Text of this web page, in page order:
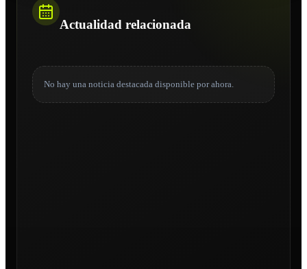
Actualidad relacionada
No hay una noticia destacada disponible por ahora.